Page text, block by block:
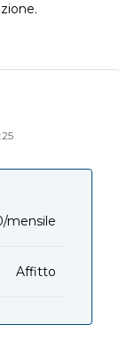
mensile
Affitto